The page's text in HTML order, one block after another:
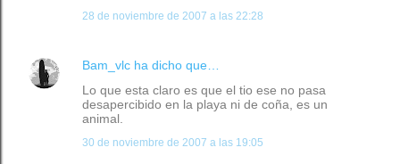
28 de noviembre de 2007 a las 22:28
Bam_vlc ha dicho que…
Lo que esta claro es que el tio ese no pasa
desapercibido en la playa ni de coña, es un
animal.
30 de noviembre de 2007 a las 19:05